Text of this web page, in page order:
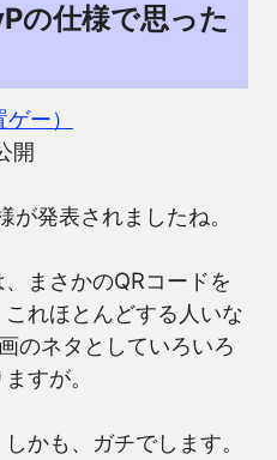
の仕様で思った
ー）
開
発表されましたね。
まさかのQRコードを
れほとんどする人いな
のネタとしていろいろ
すが。
かも、ガチでします。